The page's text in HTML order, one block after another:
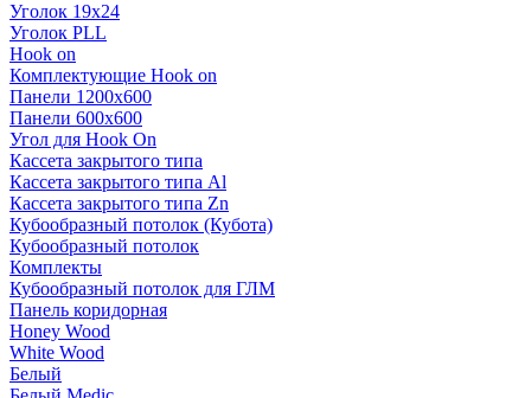
Уголок 19х24
Уголок PLL
Hook on
Комплектующие Hook on
Панели 1200х600
Панели 600х600
Угол для Hook On
Кассета закрытого типа
Кассета закрытого типа Al
Кассета закрытого типа Zn
Кубообразный потолок (Кубота)
Кубообразный потолок
Комплекты
Кубообразный потолок для ГЛМ
Панель коридорная
Honey Wood
White Wood
Белый